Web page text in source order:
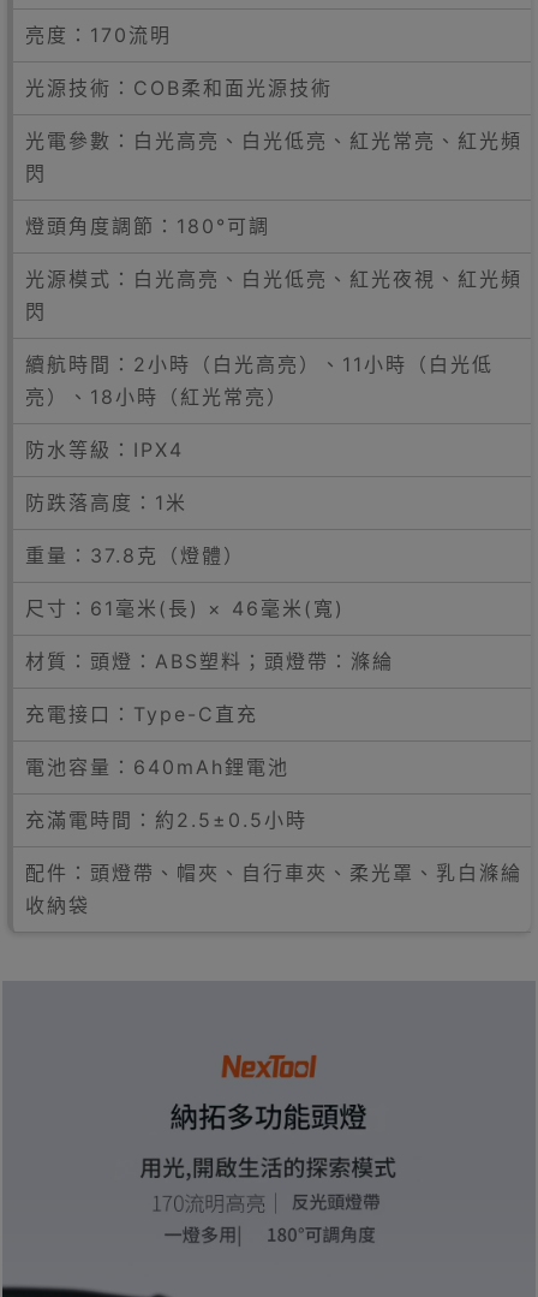
亮度：170流明
光源技術：COB柔和面光源技術
光電參數：白光高亮、白光低亮、紅光常亮、紅光頻
閃
燈頭角度調節：180°可調
光源模式：白光高亮、白光低亮、紅光夜視、紅光頻
閃
續航時間：2小時（白光高亮）、11小時（白光低
亮）、18小時（紅光常亮）
防水等級：IPX4
防跌落高度：1米
重量：37.8克（燈體）
尺寸：61毫米(長) × 46毫米(寬)
材質：頭燈：ABS塑料；頭燈帶：滌綸
充電接口：Type-C直充
電池容量：640mAh鋰電池
充滿電時間：約2.5±0.5小時
配件：頭燈帶、帽夾、自行車夾、柔光罩、乳白滌綸
收納袋